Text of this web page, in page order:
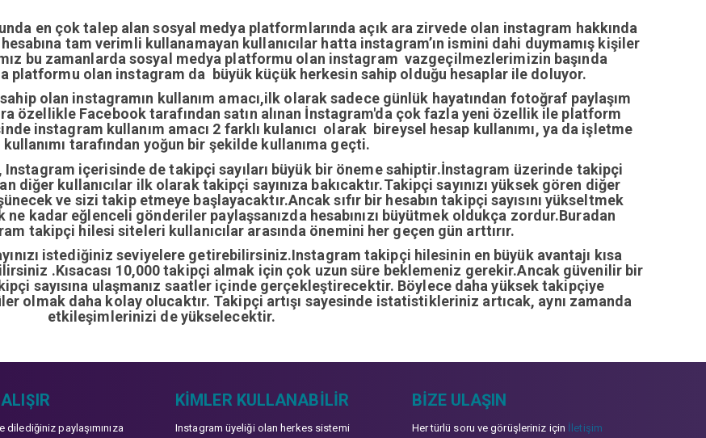
en çok talep alan sosyal medya platformlarında açık ara zirvede olan instagram hakkında
tam verimli kullanamayan kullanıcılar hatta instagram’ın ismini dahi duymamış kişiler
bu zamanlarda sosyal medya platformu olan instagram vazgeçilmezlerimizin başında
platformu olan instagram da büyük küçük herkesin sahip olduğu hesaplar ile doluyor.
olan instagramın kullanım amacı,ilk olarak sadece günlük hayatından fotoğraf paylaşım
özellikle Facebook tarafından satın alınan İnstagram'da çok fazla yeni özellik ile platform
instagram kullanım amacı 2 farklı kulanıcı olarak bireysel hesap kullanımı, ya da işletme
kullanımı tarafından yoğun bir şekilde kullanıma geçti.
içerisinde de takipçi sayıları büyük bir öneme sahiptir.İnstagram üzerinde takipçi
diğer kullanıcılar ilk olarak takipçi sayınıza bakıcaktır.Takipçi sayınızı yüksek gören diğer
ve sizi takip etmeye başlayacaktır.Ancak sıfır bir hesabın takipçi sayısını yükseltmek
kadar eğlenceli gönderiler paylaşsanızda hesabınızı büyütmek oldukça zordur.Buradan
takipçi hilesi siteleri kullanıcılar arasında önemini her geçen gün arttırır.
istediğiniz seviyelere getirebilirsiniz.Instagram takipçi hilesinin en büyük avantajı kısa
.Kısacası 10,000 takipçi almak için çok uzun süre beklemeniz gerekir.Ancak güvenilir bir
sayısına ulaşmanız saatler içinde gerçekleştirecektir. Böylece daha yüksek takipçiye
olmak daha kolay olucaktır. Takipçi artışı sayesinde istatistikleriniz artıcak, aynı zamanda
etkileşimlerinizi de yükselecektir.
dilediğiniz paylaşımınıza
KIMLER KULLANABILIR
Instagram üyeliği olan herkes sistemi
BIZE ULAŞIN
Her türlü soru ve görüşleriniz için İletişim